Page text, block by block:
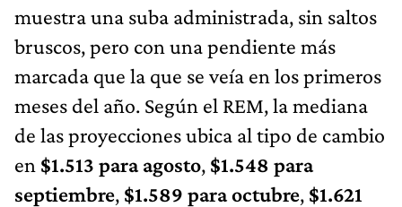
muestra una suba administrada, sin saltos
bruscos, pero con una pendiente más
marcada que la que se veía en los primeros
meses del año. Según el REM, la mediana
de las proyecciones ubica al tipo de cambio
en $1.513 para agosto, $1.548 para
septiembre, $1.589 para octubre, $1.621